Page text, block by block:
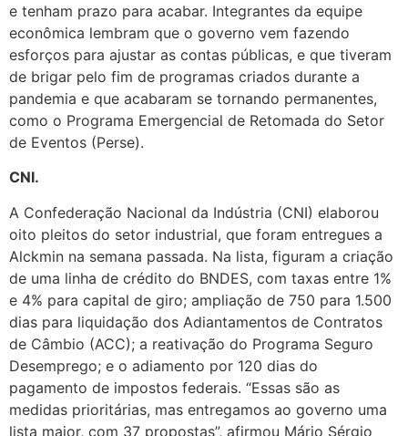
e tenham prazo para acabar. Integrantes da equipe
econômica lembram que o governo vem fazendo
esforços para ajustar as contas públicas, e que tiveram
de brigar pelo fim de programas criados durante a
pandemia e que acabaram se tornando permanentes,
como o Programa Emergencial de Retomada do Setor
de Eventos (Perse).
CNI.
A Confederação Nacional da Indústria (CNI) elaborou
oito pleitos do setor industrial, que foram entregues a
Alckmin na semana passada. Na lista, figuram a criação
de uma linha de crédito do BNDES, com taxas entre 1%
e 4% para capital de giro; ampliação de 750 para 1.500
dias para liquidação dos Adiantamentos de Contratos
de Câmbio (ACC); a reativação do Programa Seguro
Desemprego; e o adiamento por 120 dias do
pagamento de impostos federais. “Essas são as
medidas prioritárias, mas entregamos ao governo uma
lista maior, com 37 propostas”, afirmou Mário Sérgio